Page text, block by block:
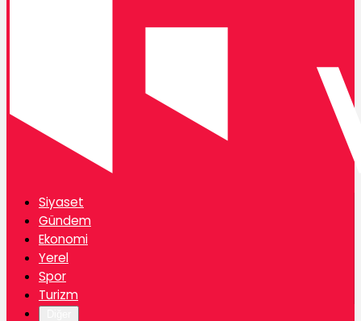
Siyaset
Gündem
Ekonomi
Yerel
Spor
Turizm